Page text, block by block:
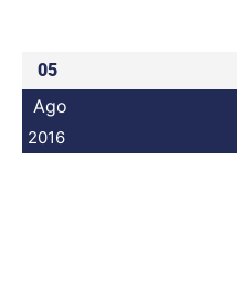
05
Ago
2016